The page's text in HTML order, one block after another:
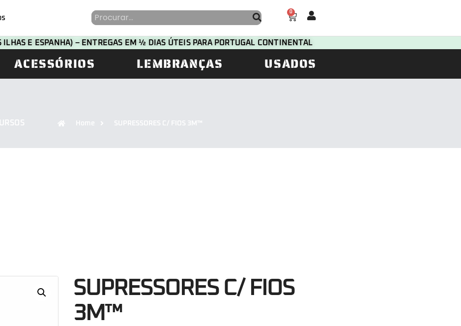
0
ILHAS E ESPANHA) – ENTREGAS EM ½ DIAS ÚTEIS PARA PORTUGAL CONTINENTAL
ACESSÓRIOS LEMBRANÇAS USADOS
Home SUPRESSORES C/ FIOS 3M™
SUPRESSORES C/ FIOS
3M™